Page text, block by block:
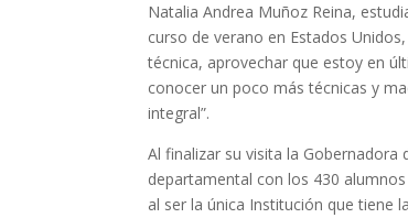
Natalia Andrea Muñoz Reina,
curso de verano en Estados
técnica, aprovechar que estoy en
conocer un poco más técnicas y
integral”.
Al finalizar su visita la
departamental con los 430
al ser la única Institución que tiene